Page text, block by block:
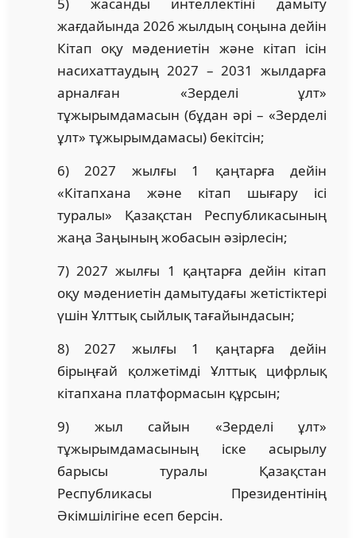
жағдайында 2026 жылдың соңына дейін
Кітап оқу мәдениетін және кітап ісін
насихаттаудың 2027 – 2031 жылдарға
арналған «Зерделі ұлт»
тұжырымдамасын (бұдан әрі – «Зерделі
ұлт» тұжырымдамасы) бекітсін;
6) 2027 жылғы 1 қаңтарға дейін
«Кітапхана және кітап шығару ісі
туралы» Қазақстан Республикасының
жаңа Заңының жобасын әзірлесін;
7) 2027 жылғы 1 қаңтарға дейін кітап
оқу мәдениетін дамытудағы жетістіктері
үшін Ұлттық сыйлық тағайындасын;
8) 2027 жылғы 1 қаңтарға дейін
бірыңғай қолжетімді Ұлттық цифрлық
кітапхана платформасын құрсын;
9) жыл сайын «Зерделі ұлт»
тұжырымдамасының іске асырылу
барысы туралы Қазақстан
Республикасы Президентінің
Әкімшілігіне есеп берсін.